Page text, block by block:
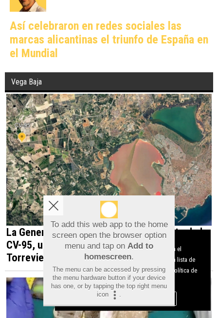
Así celebraron en redes sociales las
marcas alicantinas el triunfo de España en
el Mundial
Vega Baja
La Generalitat impulsa el desdoblamiento de la
CV-95, una infraestructura estratégica para
Torrevieja y la Vega Baja
To add this web app to the home
screen open the browser option
menu and tap on Add to
homescreen.
The menu can be accessed by pressing
the menu hardware button if your device
has one, or by tapping the top right menu
icon
.
Aviso sobre el Uso de cookies:
Utilizamos cookies nuestras y de terceros para el
funcionamiento del digital. Puedes consultar la lista de
cookies y como desconectarlas. Ver nuestra Política de
Privacidad y Cookies
Aceptar Cookies